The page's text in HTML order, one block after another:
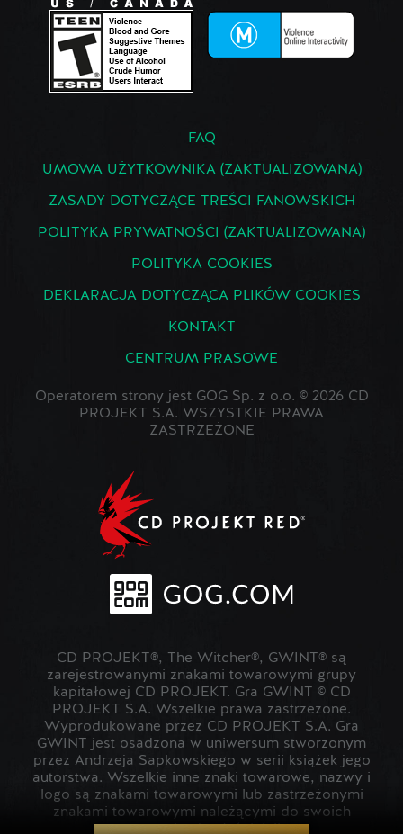
FAQ
UMOWA UŻYTKOWNIKA (ZAKTUALIZOWANA)
ZASADY DOTYCZĄCE TREŚCI FANOWSKICH
POLITYKA PRYWATNOŚCI (ZAKTUALIZOWANA)
POLITYKA COOKIES
DEKLARACJA DOTYCZĄCA PLIKÓW COOKIES
KONTAKT
CENTRUM PRASOWE
Operatorem strony jest GOG Sp. z o.o. © 2026 CD
PROJEKT S.A. WSZYSTKIE PRAWA
ZASTRZEŻONE
CD PROJEKT®, The Witcher®, GWINT® są
zarejestrowanymi znakami towarowymi grupy
kapitałowej CD PROJEKT. Gra GWINT © CD
PROJEKT S.A. Wszelkie prawa zastrzeżone.
Wyprodukowane przez CD PROJEKT S.A. Gra
GWINT jest osadzona w uniwersum stworzonym
przez Andrzeja Sapkowskiego w serii książek jego
autorstwa. Wszelkie inne znaki towarowe, nazwy i
logo są znakami towarowymi lub zastrzeżonymi
znakami towarowymi należącymi do swoich
prawowitych właścicieli.